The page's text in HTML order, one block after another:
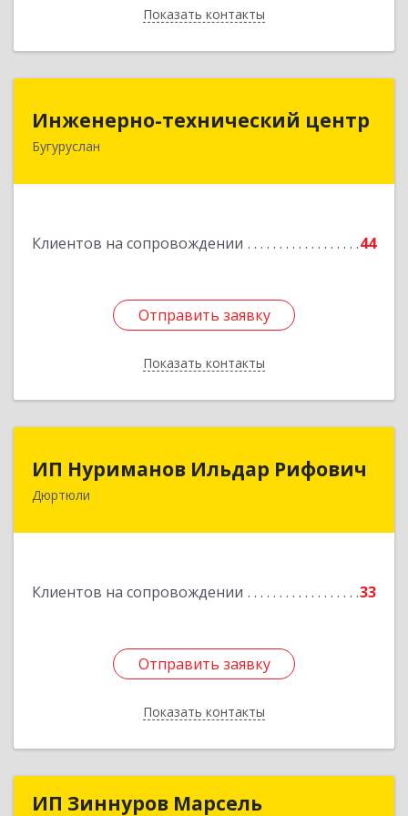
Показать контакты
Назад
Инженерно-технический центр
Бугуруслан
Клиентов на сопровождении 44
Отправить заявку
Показать контакты
Инженерно-технический центр
461633, Оренбургская обл, Бугуруслан г,
Отправить заявку
Назад
ИП Нуриманов Ильдар Рифович
Дюртюли
Клиентов на сопровождении 33
Отправить заявку
Показать контакты
ИП Нуриманов Ильдар Рифович
452320, Башкортостан Респ, Дюртюли г,
Отправить заявку
Назад
ИП Зиннуров Марсель
ИП Зиннуров Марсель